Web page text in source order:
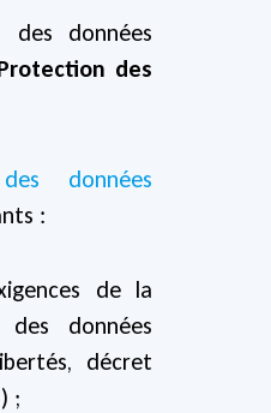
données
des
données
:
de la
données
décret
) ;